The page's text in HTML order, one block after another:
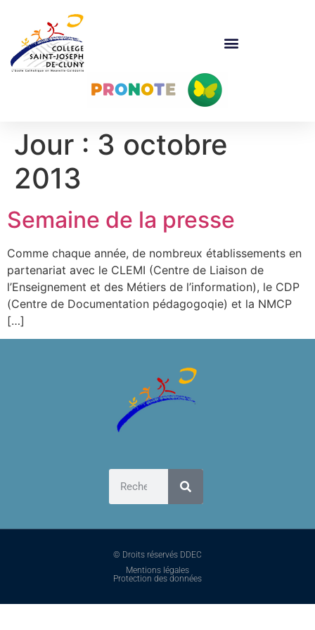
Jour : 3 octobre
2013
Semaine de la presse
Comme chaque année, de nombreux établissements en
partenariat avec le CLEMI (Centre de Liaison de
l’Enseignement et des Métiers de l’information), le CDP
(Centre de Documentation pédagogoqie) et la NMCP
[…]
© Droits réservés DDEC
Mentions légales
Protection des données